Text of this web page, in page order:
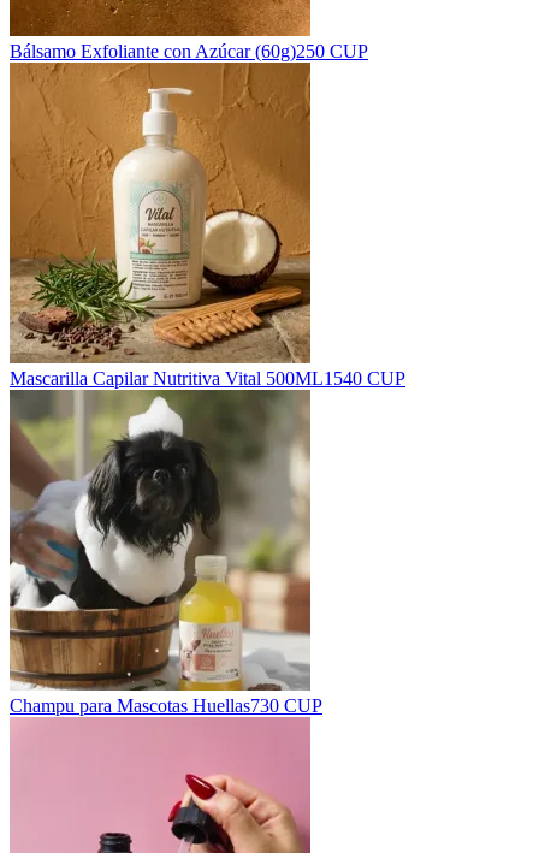
Bálsamo Exfoliante con Azúcar (60g)250 CUP
Mascarilla Capilar Nutritiva Vital 500ML1540 CUP
Champu para Mascotas Huellas730 CUP